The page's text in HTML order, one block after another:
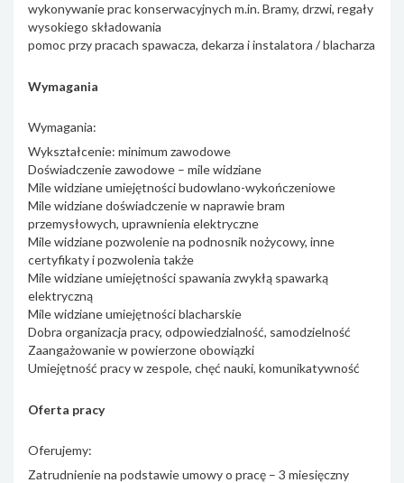
wykonywanie prac konserwacyjnych m.in. Bramy, drzwi, regały
wysokiego składowania
pomoc przy pracach spawacza, dekarza i instalatora / blacharza
Wymagania
Wymagania:
Wykształcenie: minimum zawodowe
Doświadczenie zawodowe – mile widziane
Mile widziane umiejętności budowlano-wykończeniowe
Mile widziane doświadczenie w naprawie bram
przemysłowych, uprawnienia elektryczne
Mile widziane pozwolenie na podnosnik nożycowy, inne
certyfikaty i pozwolenia także
Mile widziane umiejętności spawania zwykłą spawarką
elektryczną
Mile widziane umiejętności blacharskie
Dobra organizacja pracy, odpowiedzialność, samodzielność
Zaangażowanie w powierzone obowiązki
Umiejętność pracy w zespole, chęć nauki, komunikatywność
Oferta pracy
Oferujemy:
Zatrudnienie na podstawie umowy o pracę – 3 miesięczny